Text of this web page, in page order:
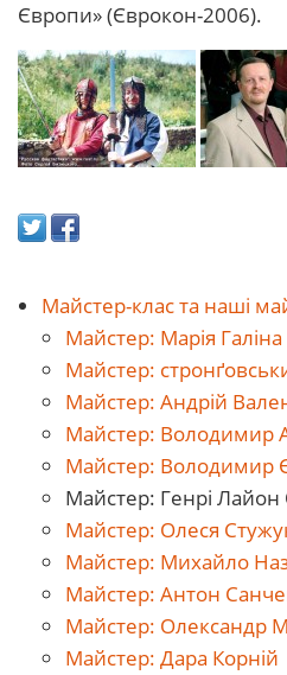
Європи» (Єврокон-2006).
Майстер-клас та наші
Майстер: Марія Галіна
Майстер:
Майстер: Андрій
Майстер: Володимир
Майстер: Володимир
Майстер: Генрі Лайон
Майстер: Олеся
Майстер: Михайло
Майстер: Антон
Майстер: Олександр
Майстер: Дара Корній